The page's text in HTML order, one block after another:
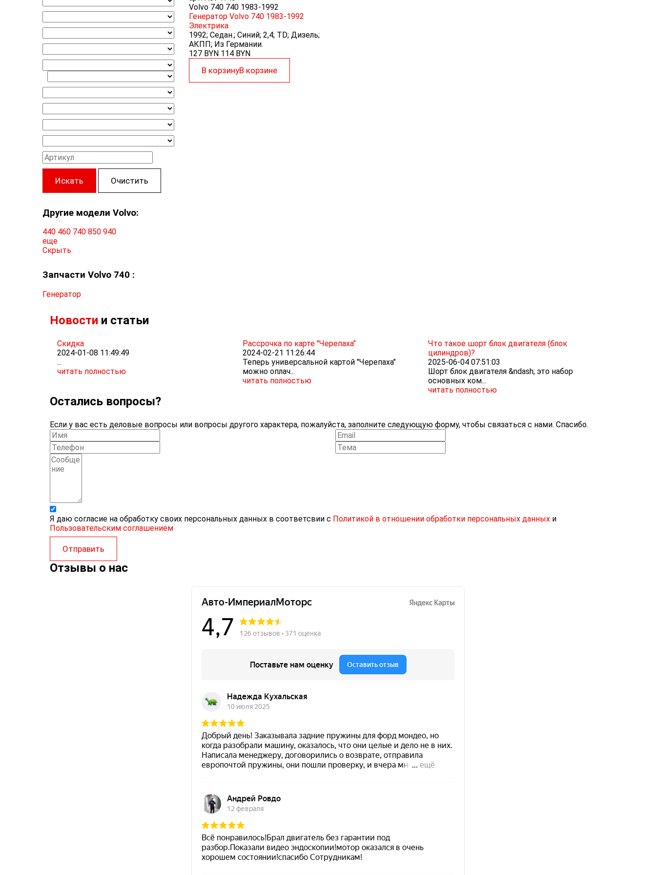
Искать Очистить
Другие модели Volvo:
440 460 740 850 940
еще
Скрыть
Запчасти Volvo 740 :
Генератор
Volvo 740 740 1983-1992
Генератор Volvo 740 1983-1992
Электрика
1992; Седан.; Синий; 2,4; TD; Дизель;
АКПП; Из Германии.
127 BYN 114 BYN
В корзинуВ корзине
Новости и статьи
Скидка
2024-01-08 11:49:49
...
читать полностью
Рассрочка по карте "Черепаха"
2024-02-21 11:26:44
Теперь универсальной картой "Черепаха"
можно оплач...
читать полностью
Что такое шорт блок двигателя (блок
цилиндров)?
2025-06-04 07:51:03
Шорт блок двигателя &ndash; это набор
основных ком...
читать полностью
Остались вопросы?
Если у вас есть деловые вопросы или вопросы другого характера, пожалуйста, заполните следующую форму, чтобы связаться с нами. Спасибо.
Я даю согласие на обработку своих персональных данных в соответсвии с Политикой в отношении обработки персональных данных и
Пользовательским соглашением
Отправить
Отзывы о нас